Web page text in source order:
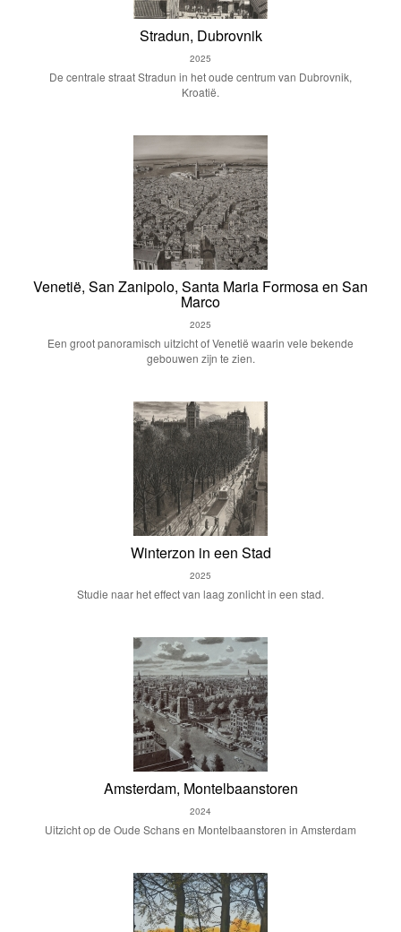
Stradun, Dubrovnik
2025
De centrale straat Stradun in het oude centrum van Dubrovnik,
Kroatië.
Venetië, San Zanipolo, Santa Maria Formosa en San
Marco
2025
Een groot panoramisch uitzicht of Venetië waarin vele bekende
gebouwen zijn te zien.
Winterzon in een Stad
2025
Studie naar het effect van laag zonlicht in een stad.
Amsterdam, Montelbaanstoren
2024
Uitzicht op de Oude Schans en Montelbaanstoren in Amsterdam